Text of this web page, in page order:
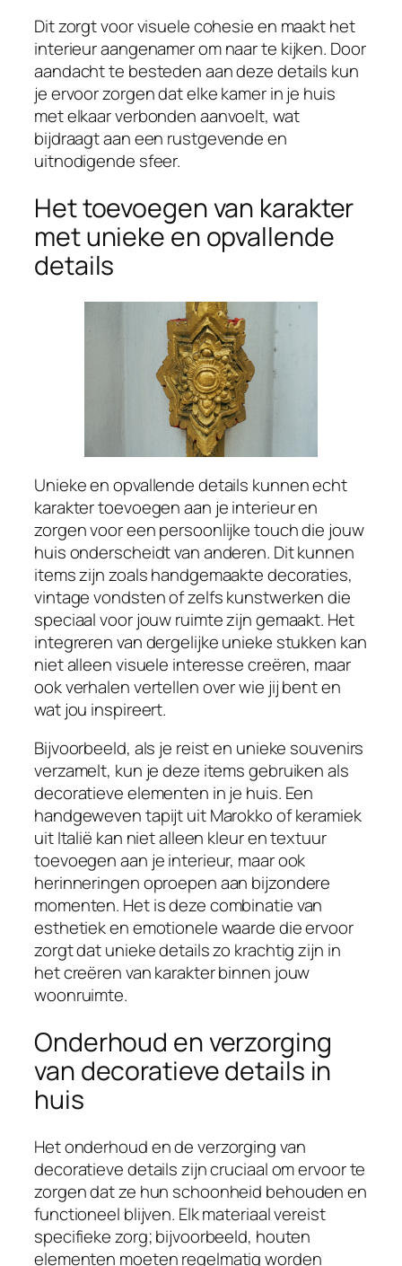
Dit zorgt voor visuele cohesie en maakt het
interieur aangenamer om naar te kijken. Door
aandacht te besteden aan deze details kun
je ervoor zorgen dat elke kamer in je huis
met elkaar verbonden aanvoelt, wat
bijdraagt aan een rustgevende en
uitnodigende sfeer.
Het toevoegen van karakter
met unieke en opvallende
details
Unieke en opvallende details kunnen echt
karakter toevoegen aan je interieur en
zorgen voor een persoonlijke touch die jouw
huis onderscheidt van anderen. Dit kunnen
items zijn zoals handgemaakte decoraties,
vintage vondsten of zelfs kunstwerken die
speciaal voor jouw ruimte zijn gemaakt. Het
integreren van dergelijke unieke stukken kan
niet alleen visuele interesse creëren, maar
ook verhalen vertellen over wie jij bent en
wat jou inspireert.
Bijvoorbeeld, als je reist en unieke souvenirs
verzamelt, kun je deze items gebruiken als
decoratieve elementen in je huis. Een
handgeweven tapijt uit Marokko of keramiek
uit Italië kan niet alleen kleur en textuur
toevoegen aan je interieur, maar ook
herinneringen oproepen aan bijzondere
momenten. Het is deze combinatie van
esthetiek en emotionele waarde die ervoor
zorgt dat unieke details zo krachtig zijn in
het creëren van karakter binnen jouw
woonruimte.
Onderhoud en verzorging
van decoratieve details in
huis
Het onderhoud en de verzorging van
decoratieve details zijn cruciaal om ervoor te
zorgen dat ze hun schoonheid behouden en
functioneel blijven. Elk materiaal vereist
specifieke zorg; bijvoorbeeld, houten
elementen moeten regelmatig worden